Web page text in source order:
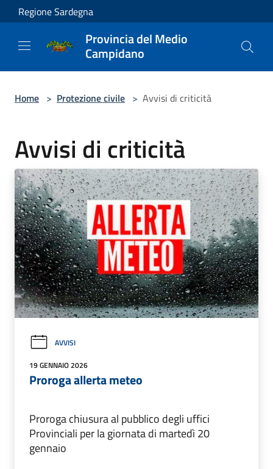
Salta al contenuto principale
Regione Sardegna
Provincia del Medio
Campidano
Home > Protezione civile > Avvisi di criticità
Avvisi di criticità
AVVISI
19 GENNAIO 2026
Proroga allerta meteo
Proroga chiusura al pubblico degli uffici
Provinciali per la giornata di martedì 20
gennaio